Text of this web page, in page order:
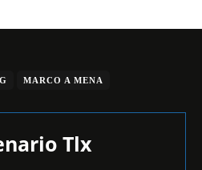
MARCO A MENA
Tlx